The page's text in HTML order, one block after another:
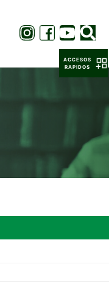
ACCESOS
RAPIDOS